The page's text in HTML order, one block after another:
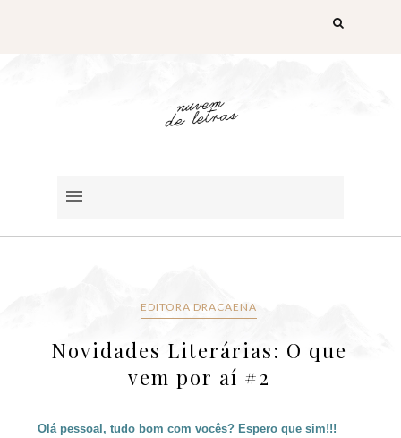
EDITORA DRACAENA
Novidades Literárias: O que
vem por aí #2
Olá pessoal, tudo bom com vocês? Espero que sim!!!